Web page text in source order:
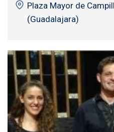
Plaza Mayor de
(Guadalajara)